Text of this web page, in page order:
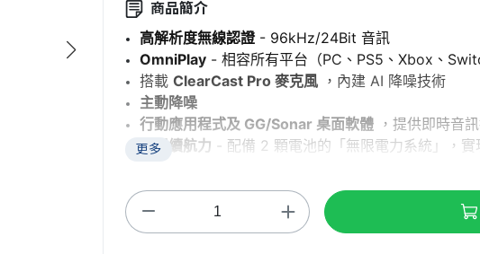
商品簡介
高解析度無線認證 - 96kHz/24Bit 音訊
OmniPlay - 相容所有平台（PC、PS5、Xbox、
搭載 ClearCast Pro 麥克風 ，內建 AI 降噪技術
主動降噪
行動應用程式及 GG/Sonar 桌面軟體 ，提供即時音
無限續航力
- 配備 2 顆電池的「無限電力系統」，
更多